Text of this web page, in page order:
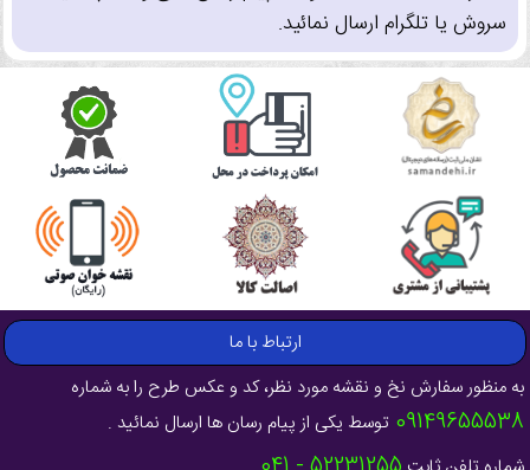
سروش یا تلگرام ارسال نمائید.
ارتباط با ما
به منظور سفارش نخ و نقشه مورد نظر، کد و عکس طرح را به شماره
09149655538 توسط یکی از پیام رسان ها ارسال نمائید .